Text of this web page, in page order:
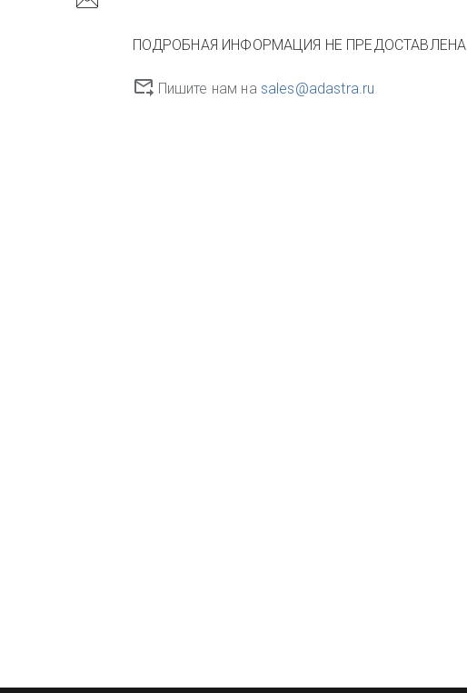
ПОДРОБНАЯ ИНФОРМАЦИЯ НЕ ПРЕДОСТАВЛЕНА
Пишите нам на sales@adastra.ru